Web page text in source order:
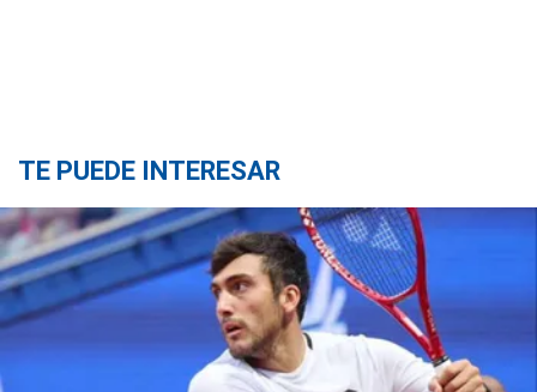
TE PUEDE INTERESAR